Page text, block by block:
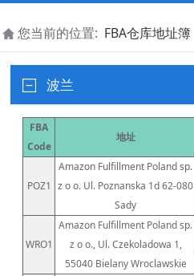
您当前的位置: FBA仓库地址簿
波兰
FBA
Code
地址
POZ1
Amazon Fulfillment Poland sp.
z o o. Ul. Poznanska 1d 62-080
Sady
WRO1
Amazon Fulfillment Poland sp.
z o o., Ul. Czekoladowa 1,
55040 Bielany Wroclawskie